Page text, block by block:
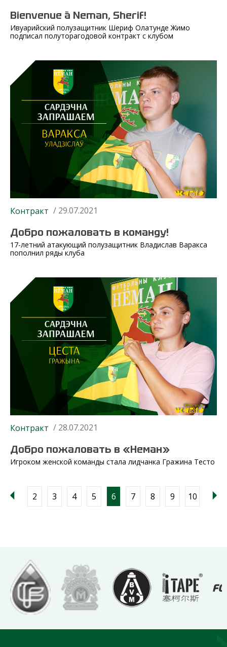
Bienvenue à Neman, Sherif!
Ивуарийский полузащитник Шериф Олатунде Жимо
подписал полуторагодовой контракт с клубом
Контракт / 29.07.2021
Добро пожаловать в команду!
17-летний атакующий полузащитник Владислав Варакса
пополнил ряды клуба
Контракт / 28.07.2021
Добро пожаловать в «Неман»
Игроком женской команды стала лидчанка Гражина Тесто
2 3 4 5 6 7 8 9 10